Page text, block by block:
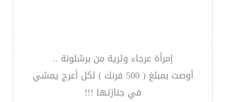
إمرأة عرجاء وثرية من برشلونة ..
أوصت بمبلغ ( 500 فرنك ) لكل أعرج يمشي
في جنازتها !!!